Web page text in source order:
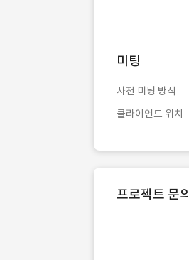
미팅
사전 미팅 방식
클라이언트 위치
프로젝트 문의